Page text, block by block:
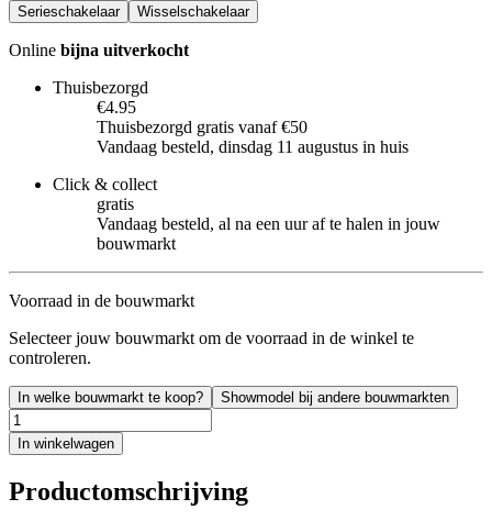
Serieschakelaar Wisselschakelaar
Online bijna uitverkocht
Thuisbezorgd
€4.95
Thuisbezorgd gratis vanaf €50
Vandaag besteld, dinsdag 11 augustus in huis
Click & collect
gratis
Vandaag besteld, al na een uur af te halen in jouw
bouwmarkt
Voorraad in de bouwmarkt
Selecteer jouw bouwmarkt om de voorraad in de winkel te
controleren.
In welke bouwmarkt te koop? Showmodel bij andere bouwmarkten
In winkelwagen
Productomschrijving